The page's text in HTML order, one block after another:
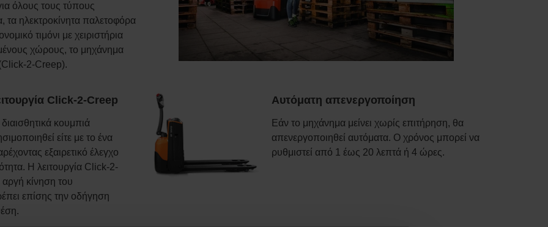
όλους τους τύπους
ηλεκτροκίνητα παλετοφόρα
τιμόνι με χειριστήρια
χώρους, το μηχάνημα
(Click-2-Creep).
Click-2-Creep
κουμπιά
είτε με το ένα
εξαιρετικό έλεγχο
Η λειτουργία Click-2-
αργή κίνηση του
επίσης την οδήγηση
Αυτόματη απενεργοποίηση
Εάν το μηχάνημα μείνει χωρίς επιτήρηση, θα
απενεργοποιηθεί αυτόματα. Ο χρόνος μπορεί να
ρυθμιστεί από 1 έως 20 λεπτά ή 4 ώρες.